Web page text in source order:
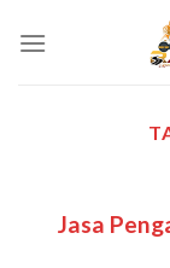
Jasa